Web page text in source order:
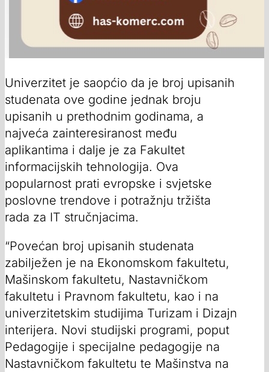
Univerzitet je saopćio da je broj upisanih
studenata ove godine jednak broju
upisanih u prethodnim godinama, a
najveća zainteresiranost među
aplikantima i dalje je za Fakultet
informacijskih tehnologija. Ova
popularnost prati evropske i svjetske
poslovne trendove i potražnju tržišta
rada za IT stručnjacima.
“Povećan broj upisanih studenata
zabilježen je na Ekonomskom fakultetu,
Mašinskom fakultetu, Nastavničkom
fakultetu i Pravnom fakultetu, kao i na
univerzitetskim studijima Turizam i Dizajn
interijera. Novi studijski programi, poput
Pedagogije i specijalne pedagogije na
Nastavničkom fakultetu te Mašinstva na